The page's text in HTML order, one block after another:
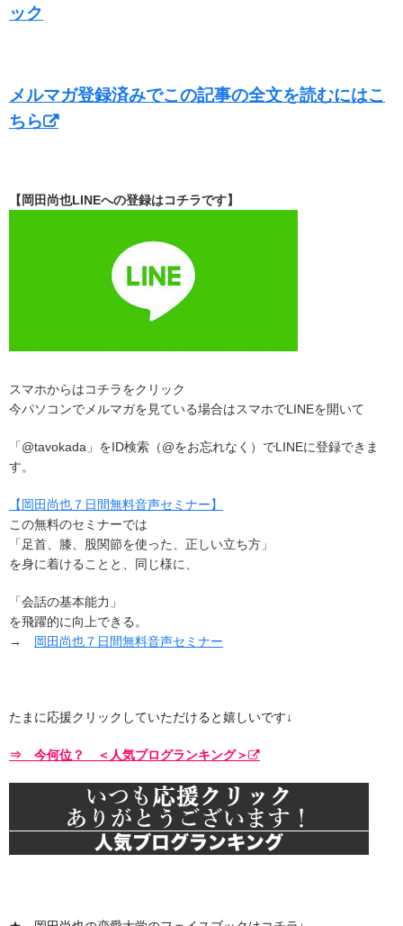
ック
メルマガ登録済みでこの記事の全文を読むにはこ
ちら
【岡田尚也LINEへの登録はコチラです】
スマホからはコチラをクリック
今パソコンでメルマガを見ている場合はスマホでLINEを開いて
「@tavokada」をID検索（@をお忘れなく）でLINEに登録できま
す。
【岡田尚也７日間無料音声セミナー】
この無料のセミナーでは
「足首、膝、股関節を使った、正しい立ち方」
を身に着けることと、同じ様に、
「会話の基本能力」
を飛躍的に向上できる。
→
岡田尚也７日間無料音声セミナー
たまに応援クリックしていただけると嬉しいです↓
⇒ 今何位？ ＜人気ブログランキング＞